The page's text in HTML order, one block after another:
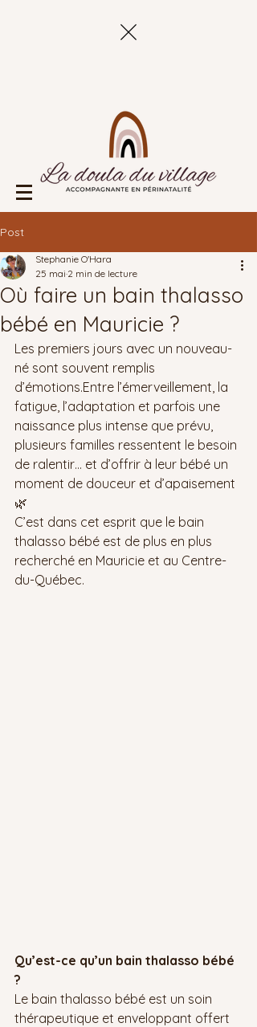
Post
Où faire un bain thalasso
bébé en Mauricie ?
Stephanie O'Hara
25 mai 2 min de lecture
Les premiers jours avec un nouveau-
né sont souvent remplis
d’émotions.Entre l’émerveillement, la
fatigue, l’adaptation et parfois une
naissance plus intense que prévu,
plusieurs familles ressentent le besoin
de ralentir… et d’offrir à leur bébé un
moment de douceur et d’apaisement
🌿
C’est dans cet esprit que le bain
thalasso bébé est de plus en plus
recherché en Mauricie et au Centre-
du-Québec.
Qu’est-ce qu’un bain thalasso bébé
?
Le bain thalasso bébé est un soin
thérapeutique et enveloppant offert